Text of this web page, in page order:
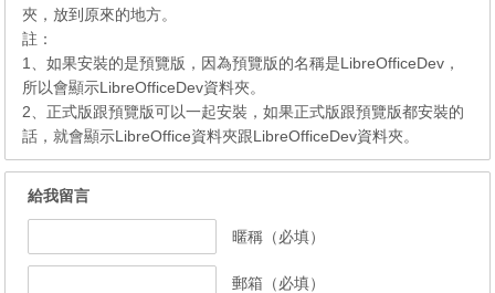
夾，放到原來的地方。
註：
1、如果安裝的是預覽版，因為預覽版的名稱是LibreOfficeDev，
所以會顯示LibreOfficeDev資料夾。
2、正式版跟預覽版可以一起安裝，如果正式版跟預覽版都安裝的
話，就會顯示LibreOffice資料夾跟LibreOfficeDev資料夾。
給我留言
暱稱（必填）
郵箱（必填）